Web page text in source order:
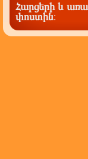
Հարցերի և
փոստին: